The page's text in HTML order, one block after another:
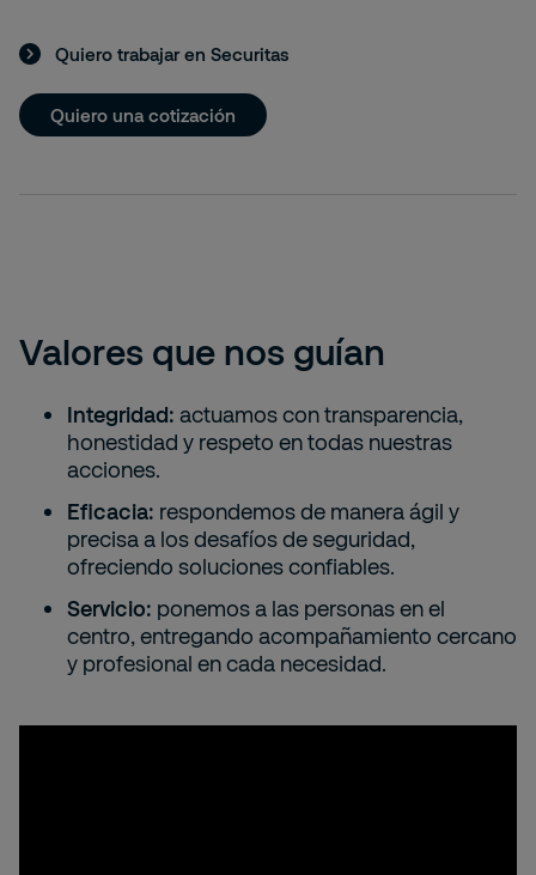
Quiero trabajar en Securitas
Quiero una cotización
Valores que nos guían
Integridad: actuamos con transparencia,
honestidad y respeto en todas nuestras
acciones.
Eficacia: respondemos de manera ágil y
precisa a los desafíos de seguridad,
ofreciendo soluciones confiables.
Servicio: ponemos a las personas en el
centro, entregando acompañamiento cercano
y profesional en cada necesidad.